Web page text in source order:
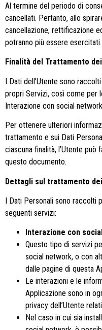
Al termine del periodo di
cancellati. Pertanto, allo
cancellazione, rettificazione
potranno più essere esercitati.
Finalità del Trattamento
I Dati dell’Utente sono
propri Servizi, così come per
Interazione con social
Per ottenere ulteriori
trattamento e sui Dati
ciascuna finalità, l’Utente
questo documento.
Dettagli sul trattamento
I Dati Personali sono raccolti
seguenti servizi:
Interazione con
Questo tipo di servizi
social network, o con
dalle pagine di questa
Le interazioni e le
Applicazione sono in
privacy dell’Utente
Nel caso in cui sia